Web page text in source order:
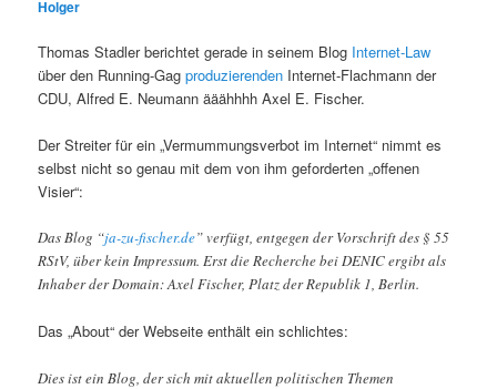
Holger
Thomas Stadler berichtet gerade in seinem Blog Internet-Law
über den Running-Gagproduzierenden Internet-Flachmann der
CDU, Alfred E. Neumann ääähhhh Axel E. Fischer.
Der Streiter für ein „Vermummungsverbot im Internet“ nimmt es
selbst nicht so genau mit dem von ihm geforderten „offenen
Visier“:
Das Blog “ja-zu-fischer.de” verfügt, entgegen der Vorschrift des § 55
RStV, über kein Impressum. Erst die Recherche bei DENIC ergibt als
Inhaber der Domain: Axel Fischer, Platz der Republik 1, Berlin.
Das „About“ der Webseite enthält ein schlichtes:
Dies ist ein Blog, der sich mit aktuellen politischen Themen